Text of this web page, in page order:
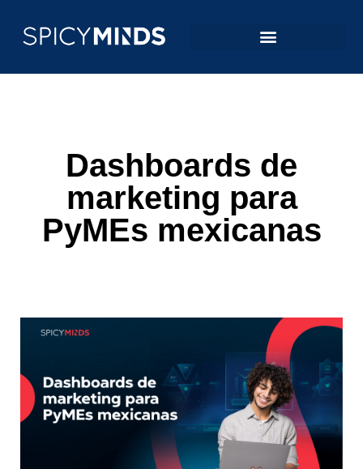
Dashboards de
marketing para
PyMEs mexicanas